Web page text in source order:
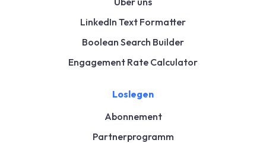
LinkedIn Text Formatter
Boolean Search Builder
Engagement Rate Calculator
Loslegen
Abonnement
Partnerprogramm